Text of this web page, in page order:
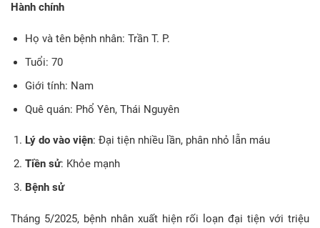
Hành chính
Họ và tên bệnh nhân: Trần T. P.
Tuổi: 70
Giới tính: Nam
Quê quán: Phổ Yên, Thái Nguyên
Lý do vào viện: Đại tiện nhiều lần, phân nhỏ lẫn máu
Tiền sử: Khỏe mạnh
Bệnh sử
Tháng 5/2025, bệnh nhân xuất hiện rối loạn đại tiện với triệu